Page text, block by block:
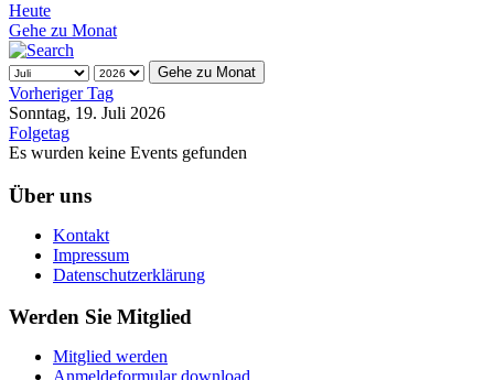
Heute
Gehe zu Monat
Gehe zu Monat
Vorheriger Tag
Sonntag, 19. Juli 2026
Folgetag
Es wurden keine Events gefunden
Über uns
Kontakt
Impressum
Datenschutzerklärung
Werden Sie Mitglied
Mitglied werden